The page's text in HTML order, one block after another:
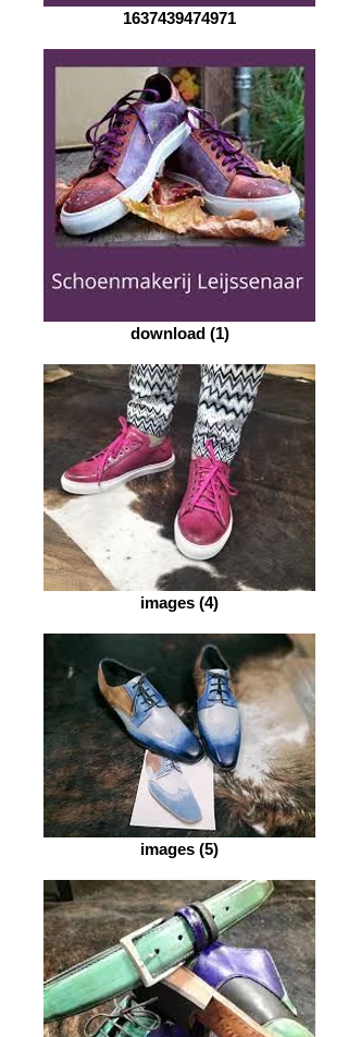
1637439474971
download (1)
images (4)
images (5)